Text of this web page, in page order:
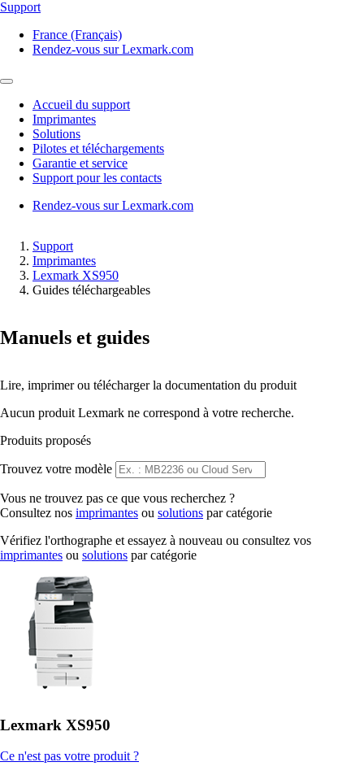
Support
France (Français)
Rendez-vous sur Lexmark.com
Accueil du support
Imprimantes
Solutions
Pilotes et téléchargements
Garantie et service
Support pour les contacts
Rendez-vous sur Lexmark.com
Support
Imprimantes
Lexmark XS950
Guides téléchargeables
Manuels et guides
Lire, imprimer ou télécharger la documentation du produit
Aucun produit Lexmark ne correspond à votre recherche.
Produits proposés
Trouvez votre modèle
Vous ne trouvez pas ce que vous recherchez ?
Consultez nos imprimantes ou solutions par catégorie
Vérifiez l'orthographe et essayez à nouveau ou consultez vos
imprimantes ou solutions par catégorie
Lexmark XS950
Ce n'est pas votre produit ?